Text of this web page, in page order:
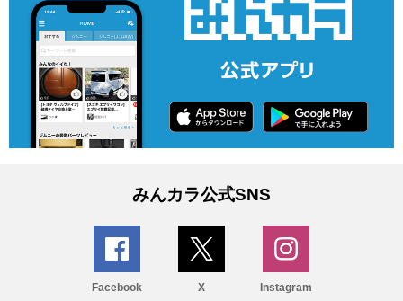
みんカラ公式SNS
Facebook X Instagram